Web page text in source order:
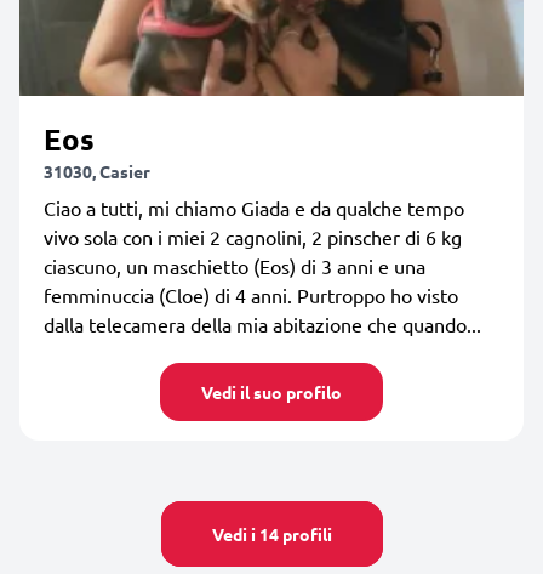
Eos
31030, Casier
Ciao a tutti, mi chiamo Giada e da qualche tempo
vivo sola con i miei 2 cagnolini, 2 pinscher di 6 kg
ciascuno, un maschietto (Eos) di 3 anni e una
femminuccia (Cloe) di 4 anni. Purtroppo ho visto
dalla telecamera della mia abitazione che quando...
Vedi il suo profilo
Vedi i 14 profili